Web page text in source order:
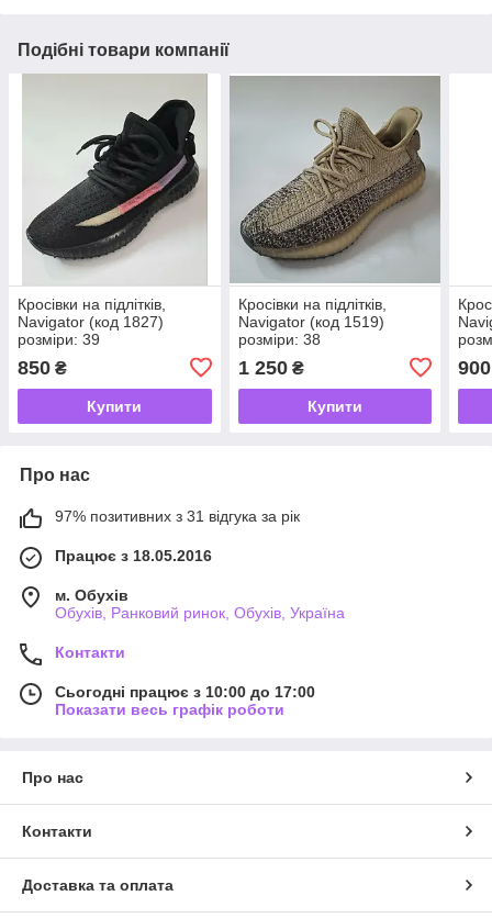
Подібні товари компанії
Кросівки на підлітків,
Navigator (код 1827)
розміри: 39
850 ₴
Купити
Кросівки на підлітків,
Navigator (код 1519)
розміри: 38
1 250₴
Купити
900
Про нас
97% позитивних з 31 відгука за рік
Працює з 18.05.2016
м. Обухів
Обухів, Ранковий ринок, Обухів, Україна
Контакти
Сьогодні працює з 10:00 до 17:00
Показати весь графік роботи
Про нас
Контакти
Доставка та оплата